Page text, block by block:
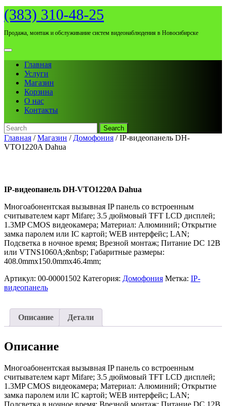
Skip
to
(383) 310-48-25
Продажа, монтаж и обслуживание систем видеонаблюдения в Новосибирске
Open
MenuГлавная
Услуги
Магазин
Корзина
О нас
Контакты
Search
for:
Close
Menu
Главная /Магазин / Домофония / IP-видеопанель DH-
VTO1220A Dahua
IP-видеопанель DH-VTO1220A Dahua
Многоабонентская вызывная IP панель со встроенным
считывателем карт Mifare; 3.5 дюймовый TFT LCD дисплей;
1.3MP CMOS видеокамера; Материал: Алюминий; Открытие
замка паролем или IC картой; WEB интерфейс; LAN;
Подсветка в ночное время; Врезной монтаж; Питание DC 12В
или VTNS1060A;&nbsp; Габаритные размеры:
408.0mmх150.0mmх46.4mm;
Артикул: 00-00001502 Категория: Домофония Метка: IP-
видеопанель
Описание Детали
Описание
Многоабонентская вызывная IP панель со встроенным
считывателем карт Mifare; 3.5 дюймовый TFT LCD дисплей;
1.3MP CMOS видеокамера; Материал: Алюминий; Открытие
замка паролем или IC картой; WEB интерфейс; LAN;
Подсветка в ночное время; Врезной монтаж; Питание DC 12В